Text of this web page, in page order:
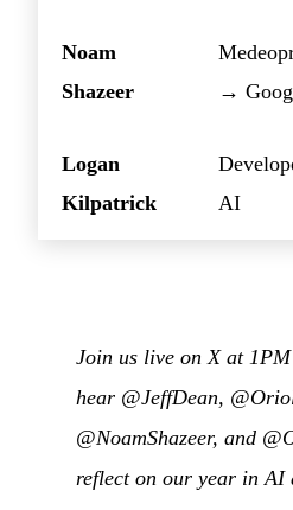
Noam
Shazeer
→
Logan
Kilpatrick
AI
Join us live on X at
hear @JeffDean,
@NoamShazeer, and
reflect on our year in AI